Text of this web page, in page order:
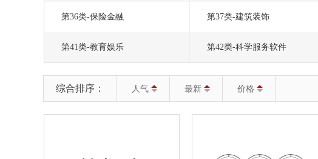
第36类-保险金融 第37类-建筑装饰
第41类-教育娱乐 第42类-科学服务软件
综合排序： 人气 最新 价格